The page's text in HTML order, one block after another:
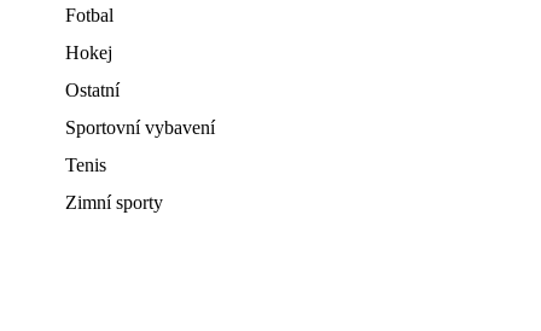
Fotbal
Hokej
Ostatní
Sportovní vybavení
Tenis
Zimní sporty